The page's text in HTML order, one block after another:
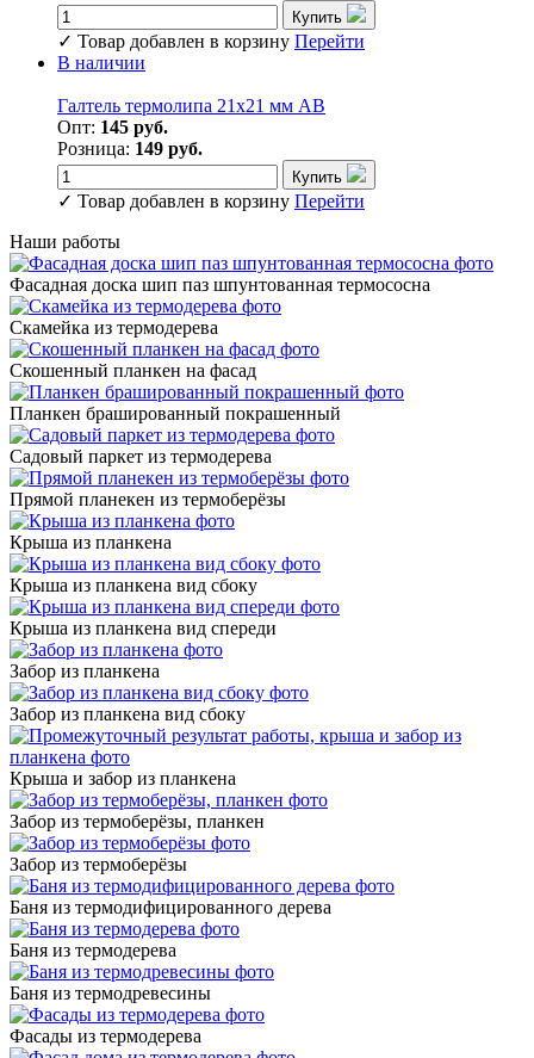
Купить
✓ Товар добавлен в корзину Перейти
В наличии
Галтель термолипа 21х21 мм АВ
Опт: 145 руб.
Розница: 149 руб.
Купить
✓ Товар добавлен в корзину Перейти
Наши работы
Фасадная доска шип паз шпунтованная термососна
Скамейка из термодерева
Скошенный планкен на фасад
Планкен брашированный покрашенный
Садовый паркет из термодерева
Прямой планекен из термоберёзы
Крыша из планкена
Крыша из планкена вид сбоку
Крыша из планкена вид спереди
Забор из планкена
Забор из планкена вид сбоку
Крыша и забор из планкена
Забор из термоберёзы, планкен
Забор из термоберёзы
Баня из термодифицированного дерева
Баня из термодерева
Баня из термодревесины
Фасады из термодерева